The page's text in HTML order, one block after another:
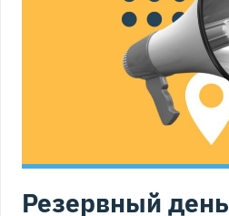
Резервный день